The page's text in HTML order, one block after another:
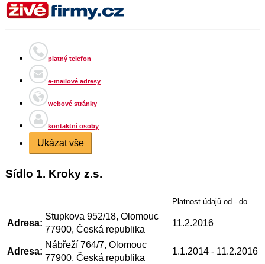
platný telefon
e-mailové adresy
webové stránky
kontaktní osoby
Ukázat vše
Sídlo 1. Kroky z.s.
Platnost údajů od - do
Adresa:
Stupkova 952/18, Olomouc
77900, Česká republika
11.2.2016
Adresa:
Nábřeží 764/7, Olomouc
77900, Česká republika
1.1.2014- 11.2.2016